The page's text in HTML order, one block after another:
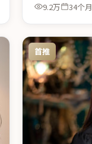
9.2万
34个
首推